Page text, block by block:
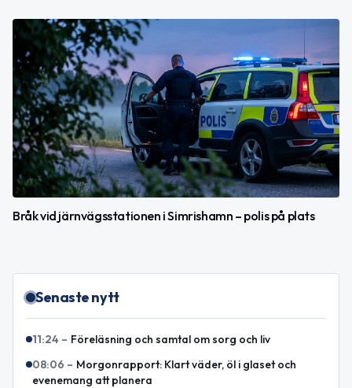
Bråk vid järnvägsstationen i Simrishamn – polis på plats
Senaste nytt
11:24 – Föreläsning och samtal om sorg och liv
08:06 – Morgonrapport: Klart väder, öl i glaset och
evenemang att planera